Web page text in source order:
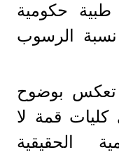
حكومية
على 80% نسبة الرسوب
تعكس بوضوح
قمة لا
الحقيقية